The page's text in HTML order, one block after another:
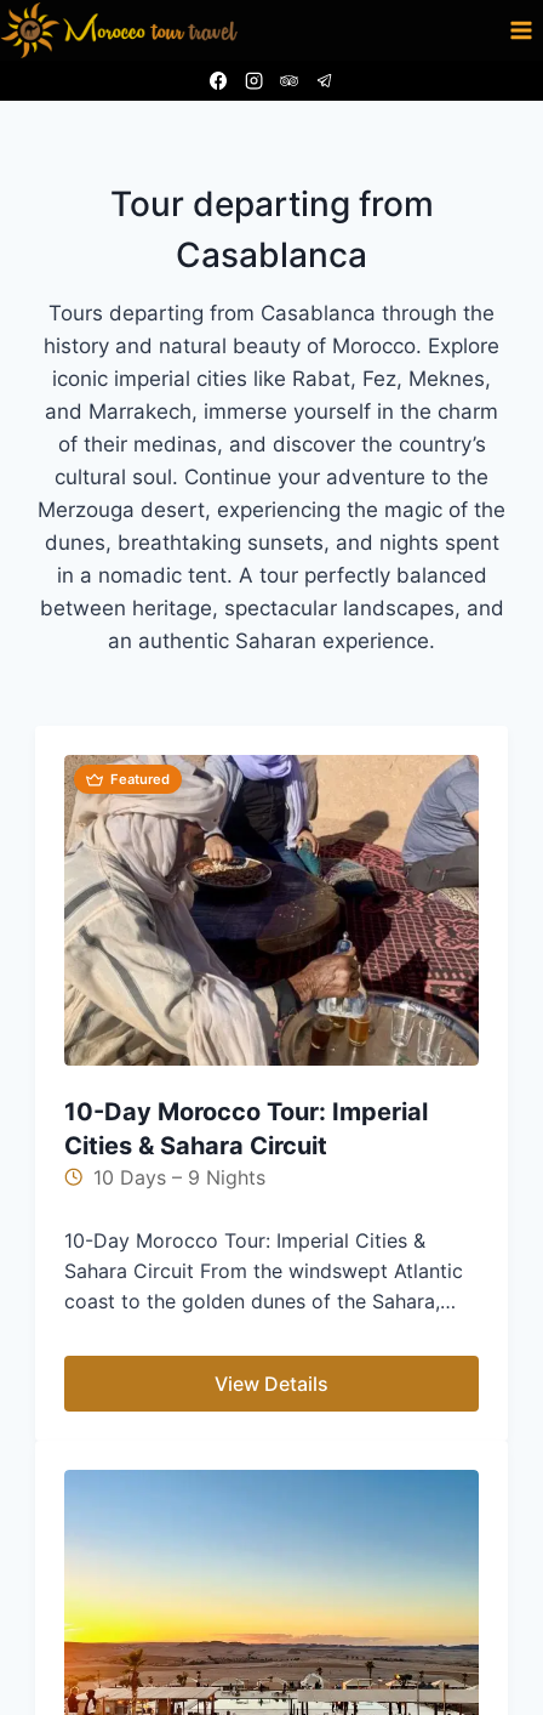
Skip
to
Tour departing from
Casablanca
Tours departing from Casablanca through the
history and natural beauty of Morocco. Explore
iconic imperial cities like Rabat, Fez, Meknes,
and Marrakech, immerse yourself in the charm
of their medinas, and discover the country’s
cultural soul. Continue your adventure to the
Merzouga desert, experiencing the magic of the
dunes, breathtaking sunsets, and nights spent
in a nomadic tent. A tour perfectly balanced
between heritage, spectacular landscapes, and
an authentic Saharan experience.
Featured
10-Day Morocco Tour: Imperial
Cities & Sahara Circuit
10 Days – 9 Nights
10-Day Morocco Tour: Imperial Cities &
Sahara Circuit From the windswept Atlantic
coast to the golden dunes of the Sahara,…
View Details